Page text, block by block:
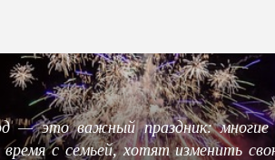
— это важный праздник: многие
время с семьей, хотят изменить